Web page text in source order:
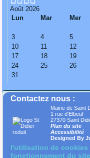
Août 2026
Lun
Mar Mer
3
4 5
10
11 12
17
18 19
24
25 26
31
Contactez nous :
Mairie de Saint
1 rue d'Elbeuf
27370 Saint
Plan du site
Accessibilité
Designed By
l'utilisation de cookies
fonctionnement du